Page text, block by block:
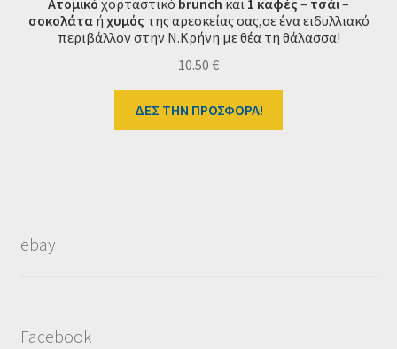
σοκολάταή χυμός της αρεσκείας σας,σε ένα ειδυλλιακό
περιβάλλον στην Ν.Κρήνη με θέα τη θάλασσα!
10.50 €
ΔΕΣ ΤΗΝ ΠΡΟΣΦΟΡΑ!
ebay
Facebook